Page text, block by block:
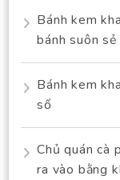
Bánh kem
bánh suôn sẻ
Bánh kem
số
Chủ quán cà
ra vào bằng